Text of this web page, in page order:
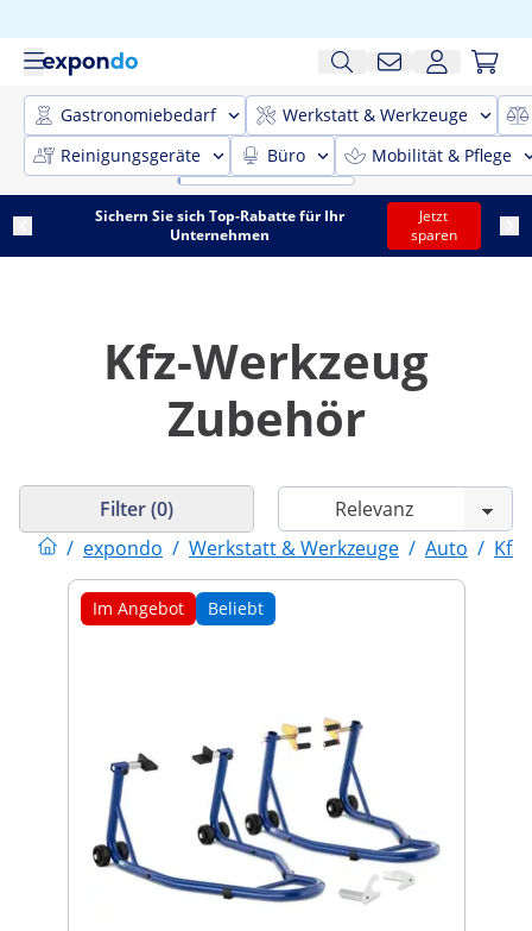
Gastronomiebedarf
Werkstatt & Werkzeuge
Reinigungsgeräte
Büro Mobilität & Pflege
Sichern Sie sich Top-Rabatte für Ihr
Unternehmen
Jetzt
sparen
Kfz-Werkzeug
Zubehör
/ expondo / Werkstatt & Werkzeuge / Auto /
Filter (0)
Im Angebot Beliebt